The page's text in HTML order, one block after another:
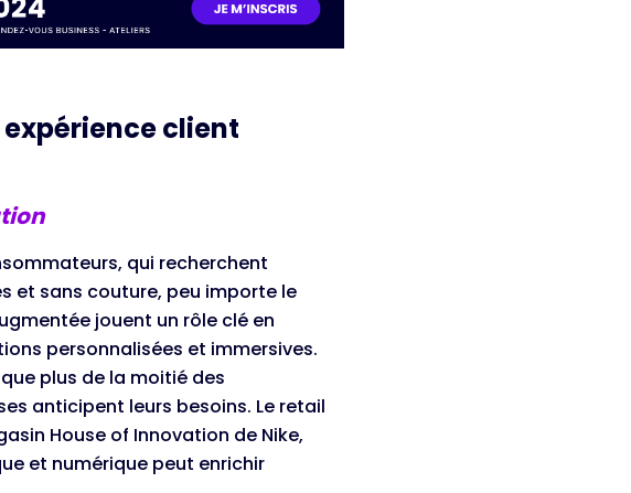
client
qui recherchent
et sans couture, peu importe le
jouent un rôle clé en
personnalisées et immersives.
plus de la moitié des
anticipent leurs besoins. Le retail
House of Innovation de Nike,
et numérique peut enrichir